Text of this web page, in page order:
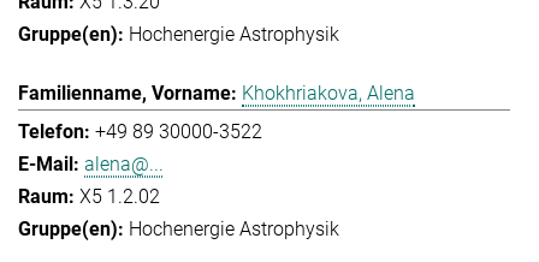
Hochenergie Astrophysik
Khokhriakova, Alena
+49 89 30000-3522
alena@...
X5 1.2.02
Hochenergie Astrophysik